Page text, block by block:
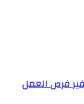
فرص العمل